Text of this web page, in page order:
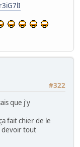
#322
que j'y
fait chier de le
devoir tout